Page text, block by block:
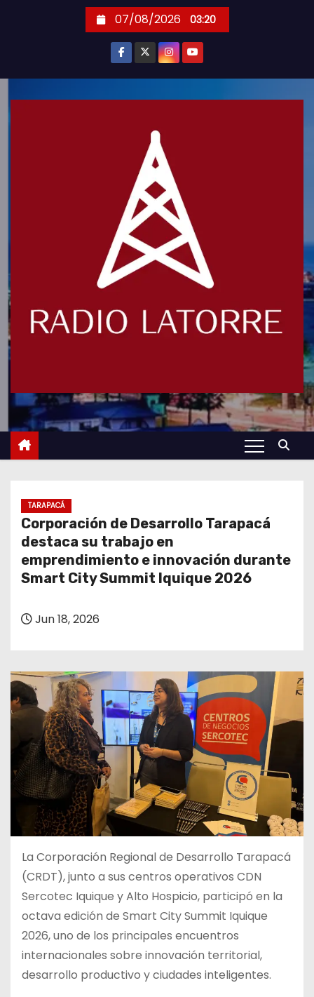
07/08/2026 03:20
TARAPACÁ
Corporación de Desarrollo Tarapacá
destaca su trabajo en
emprendimiento e innovación durante
Smart City Summit Iquique 2026
Jun 18, 2026
La Corporación Regional de Desarrollo Tarapacá
(CRDT), junto a sus centros operativos CDN
Sercotec Iquique y Alto Hospicio, participó en la
octava edición de Smart City Summit Iquique
2026, uno de los principales encuentros
internacionales sobre innovación territorial,
desarrollo productivo y ciudades inteligentes.